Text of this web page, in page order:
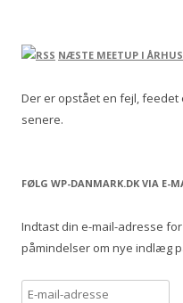
NÆSTE MEETUP I ÅRHUS
Der er opstået en fejl, feedet
senere.
FØLG WP-DANMARK.DK VIA E-
Indtast din e-mail-adresse
påmindelser om nye indlæg